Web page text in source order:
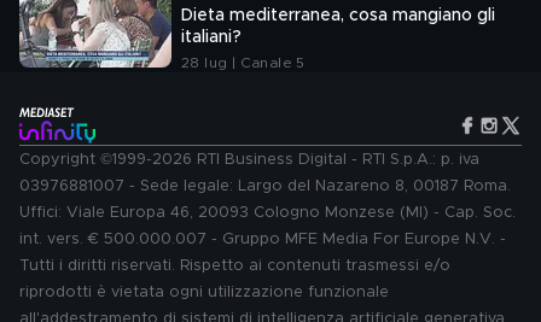
Dieta mediterranea, cosa mangiano gli
italiani?
28 lug | Canale 5
Copyright ©1999-2026 RTI Business Digital - RTI S.p.A.: p. iva
03976881007 - Sede legale: Largo del Nazareno 8, 00187 Roma.
Uffici: Viale Europa 46, 20093 Cologno Monzese (MI) - Cap. Soc.
int. vers. € 500.000.007 - Gruppo MFE Media For Europe N.V. -
Tutti i diritti riservati. Rispetto ai contenuti trasmessi e/o
riprodotti è vietata ogni utilizzazione funzionale